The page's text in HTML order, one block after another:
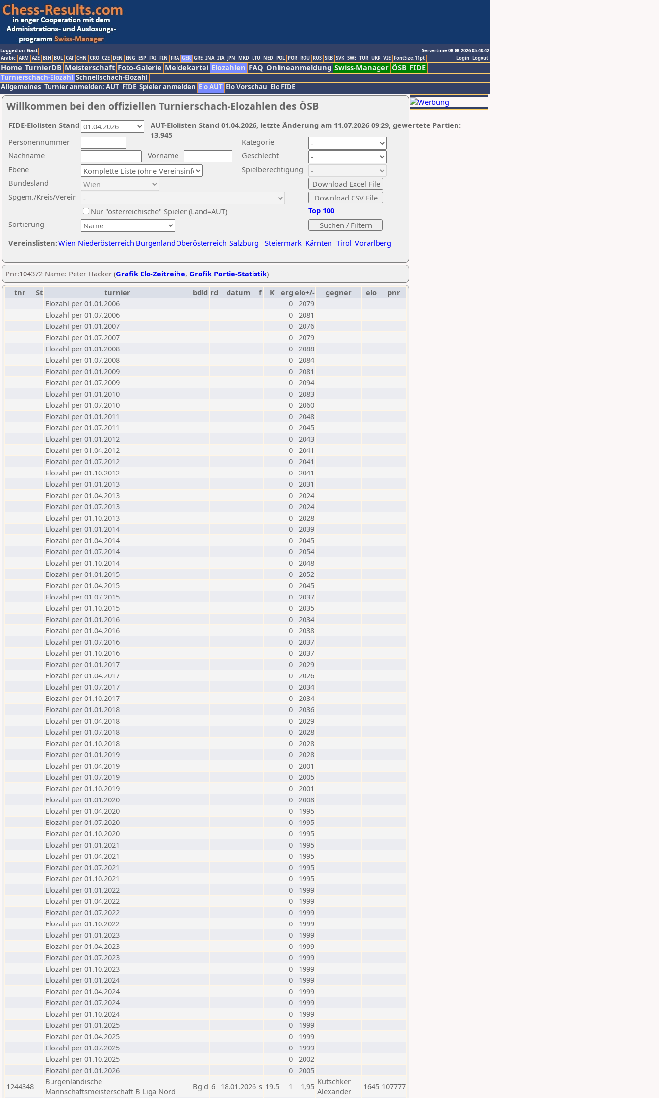
Logged on: Gast
Servertime 08.08.2026 05:48:42
Logout
Login
Arabic ARM AZE BIH BUL CAT CHN CRO CZE DEN ENG ESP FAI FIN FRA GER GRE INA ITA JPN MKD LTU NED POL POR ROU RUS SRB SVK SWE TUR UKR VIE FontSize:11pt
Home TurnierDB Meisterschaft Foto-Galerie Meldekartei Elozahlen FAQ Onlineanmeldung Swiss-Manager ÖSB FIDE
Turnierschach-Elozahl Schnellschach-Elozahl
Allgemeines Turnier anmelden: AUT FIDE Spieler anmelden Elo AUT Elo Vorschau Elo FIDE
Willkommen bei den offiziellen Turnierschach-Elozahlen des ÖSB
Nachname
Vorname
Ebene
Kategorie
Sortierung
Personennummer
Bundesland
Spgem./Kreis/Verein
Geschlecht
Nur "österreichische" Spieler (Land=AUT)
Spielberechtigung
Vereinslisten:Wien Niederösterreich BurgenlandOberösterreich Salzburg Steiermark Kärnten Tirol Vorarlberg
Top 100
AUT-Elolisten Stand 01.04.2026, letzte Änderung am 11.07.2026 09:29, gewertete Partien:
13.945
FIDE-Elolisten Stand
Pnr:104372 Name: Peter Hacker (Grafik Elo-Zeitreihe, Grafik Partie-Statistik)
tnr
St turnier bdld rd datum f K erg elo+/- gegner elo
pnr
Elozahl per 01.01.2006
0 2079
Elozahl per 01.07.2006
0 2081
Elozahl per 01.01.2007
0 2076
Elozahl per 01.07.2007
0 2079
Elozahl per 01.01.2008
0 2088
Elozahl per 01.07.2008
0 2084
Elozahl per 01.01.2009
0 2081
Elozahl per 01.07.2009
0 2094
Elozahl per 01.01.2010
0 2083
Elozahl per 01.07.2010
0 2060
Elozahl per 01.01.2011
0 2048
Elozahl per 01.07.2011
0 2045
Elozahl per 01.01.2012
0 2043
Elozahl per 01.04.2012
0 2041
Elozahl per 01.07.2012
0 2041
Elozahl per 01.10.2012
0 2041
Elozahl per 01.01.2013
0 2031
Elozahl per 01.04.2013
0 2024
Elozahl per 01.07.2013
0 2024
Elozahl per 01.10.2013
0 2028
Elozahl per 01.01.2014
0 2039
Elozahl per 01.04.2014
0 2045
Elozahl per 01.07.2014
0 2054
Elozahl per 01.10.2014
0 2048
Elozahl per 01.01.2015
0 2052
Elozahl per 01.04.2015
0 2045
Elozahl per 01.07.2015
0 2037
Elozahl per 01.10.2015
0 2035
Elozahl per 01.01.2016
0 2034
Elozahl per 01.04.2016
0 2038
Elozahl per 01.07.2016
0 2037
Elozahl per 01.10.2016
0 2037
Elozahl per 01.01.2017
0 2029
Elozahl per 01.04.2017
0 2026
Elozahl per 01.07.2017
0 2034
Elozahl per 01.10.2017
0 2034
Elozahl per 01.01.2018
0 2036
Elozahl per 01.04.2018
0 2029
Elozahl per 01.07.2018
0 2028
Elozahl per 01.10.2018
0 2028
Elozahl per 01.01.2019
0 2028
Elozahl per 01.04.2019
0 2001
Elozahl per 01.07.2019
0 2005
Elozahl per 01.10.2019
0 2001
Elozahl per 01.01.2020
0 2008
Elozahl per 01.04.2020
0
1995
Elozahl per 01.07.2020
0
1995
Elozahl per 01.10.2020
0
1995
Elozahl per 01.01.2021
0
1995
Elozahl per 01.04.2021
0
1995
Elozahl per 01.07.2021
0
1995
Elozahl per 01.10.2021
0
1995
Elozahl per 01.01.2022
0
1999
Elozahl per 01.04.2022
0
1999
Elozahl per 01.07.2022
0
1999
Elozahl per 01.10.2022
0
1999
Elozahl per 01.01.2023
0
1999
Elozahl per 01.04.2023
0
1999
Elozahl per 01.07.2023
0
1999
Elozahl per 01.10.2023
0
1999
Elozahl per 01.01.2024
0
1999
Elozahl per 01.04.2024
0
1999
Elozahl per 01.07.2024
0
1999
Elozahl per 01.10.2024
0
1999
Elozahl per 01.01.2025
0
1999
Elozahl per 01.04.2025
0
1999
Elozahl per 01.07.2025
0
1999
Elozahl per 01.10.2025
0 2002
Elozahl per 01.01.2026
0 2005
1244348
Burgenländische
Mannschaftsmeisterschaft B Liga Nord
Bgld 6 18.01.2026 s 19.5 1 1,95 Kutschker
Alexander
1645 107777